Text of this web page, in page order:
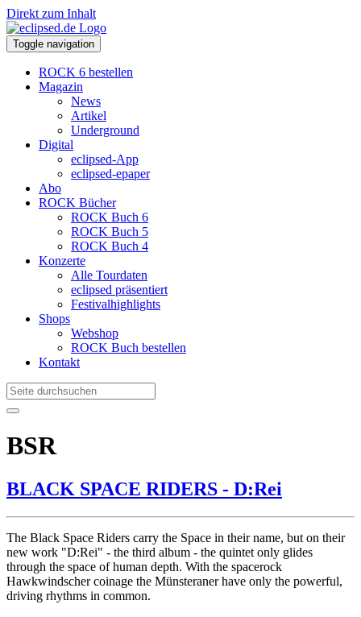
Direkt zum Inhalt
Toggle navigation
ROCK 6 bestellen
Magazin
News
Artikel
Underground
Digital
eclipsed-App
eclipsed-epaper
Abo
ROCK Bücher
ROCK Buch 6
ROCK Buch 5
ROCK Buch 4
Konzerte
Alle Tourdaten
eclipsed präsentiert
Festivalhighlights
Shops
Webshop
ROCK Buch bestellen
Kontakt
BSR
BLACK SPACE RIDERS - D:Rei
The Black Space Riders carry the Space in their name, but on their
new work "D:Rei" - the third album - the quintet only glides
through the space of human depth. With the spacerock
Hawkwindscher coinage the Münsteraner have only the powerful,
driving rhythms in common.